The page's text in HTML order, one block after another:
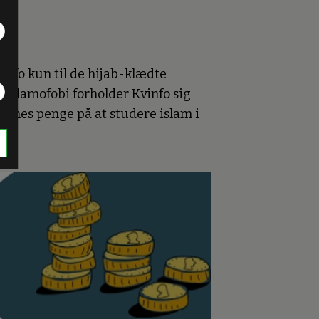
kun til de hijab-klædte
islamofobi forholder Kvinfo sig
penge på at studere islam i